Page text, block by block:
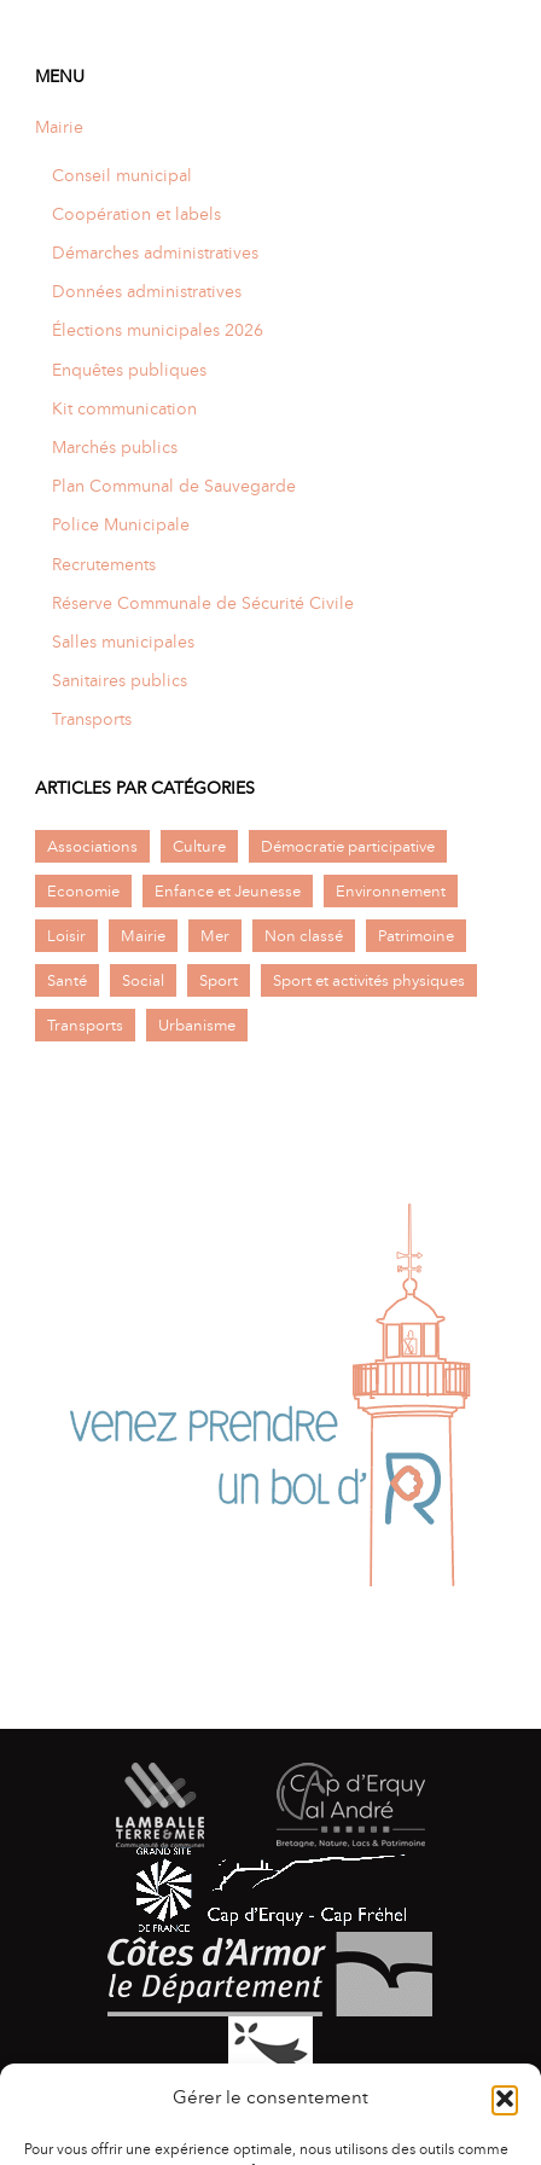
Gérer le consentement
Pour vous offrir une expérience optimale, nous utilisons des outils comme
MENU
Mairie
Conseil municipal
Coopération et labels
Démarches administratives
Données administratives
Élections municipales 2026
Enquêtes publiques
Kit communication
Marchés publics
Plan Communal de Sauvegarde
Police Municipale
Recrutements
Réserve Communale de Sécurité Civile
Salles municipales
Sanitaires publics
Transports
ARTICLES PAR CATÉGORIES
Associations Culture Démocratie participative
Economie Enfance et Jeunesse Environnement
Loisir Mairie Mer Non classé Patrimoine
Santé Social Sport Sport et activités physiques
Transports Urbanisme